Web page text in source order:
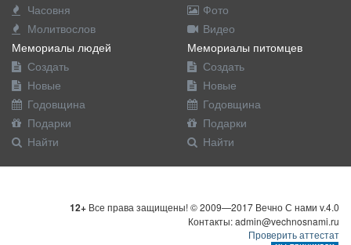
Часовня
Молитвослов
Фото
Видео
Мемориалы людей
Создать
Новые
Годовщина
Подарки
Найти
Мемориалы питомцев
Создать
Новые
Годовщина
Подарки
Найти
12+ Все права защищены! © 2009—2017 Вечно С нами v.4.0
Контакты: admin@vechnosnami.ru
Проверить аттестат